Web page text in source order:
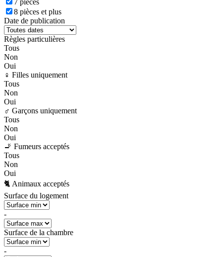
7 pièces
8 pièces et plus
Date de publication
Règles particulières
Tous
Non
Oui
♀️ Filles uniquement
Tous
Non
Oui
♂️ Garçons uniquement
Tous
Non
Oui
🚬 Fumeurs acceptés
Tous
Non
Oui
🐈 Animaux acceptés
Surface du logement
-
Surface de la chambre
-